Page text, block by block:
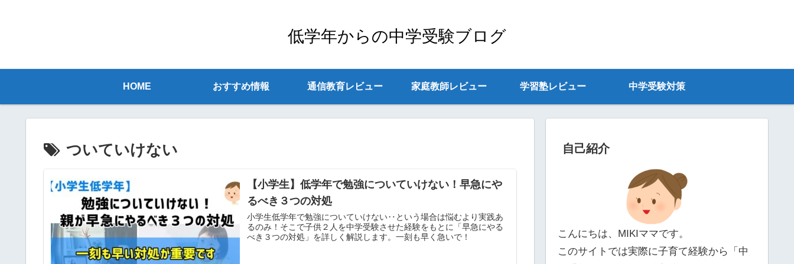
低学年からの中学受験ブログ
HOME おすすめ情報 通信教育レビュー 家庭教師レビュー 学習塾レビュー 中学受験対策
ついていけない
【小学生】低学年で勉強についていけない！早急にや
るべき３つの対処
小学生低学年で勉強についていけない‥という場合は悩むより実践あ
るのみ！そこで子供２人を中学受験させた経験をもとに「早急にやる
べき３つの対処」を詳しく解説します。一刻も早く急いで！
自己紹介
こんにちは、MIKIママです。
このサイトでは実際に子育て経験から「中